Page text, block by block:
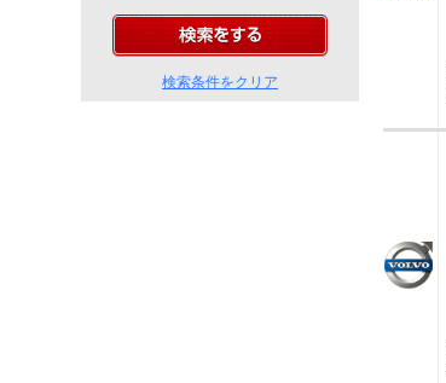
検索条件をクリア